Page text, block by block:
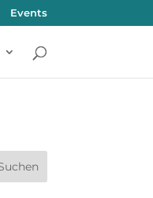
Events